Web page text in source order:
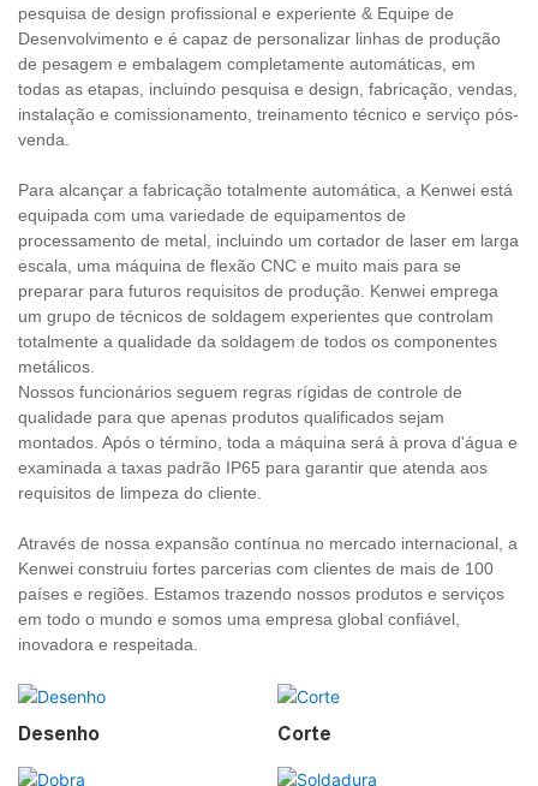
pesquisa de design profissional e experiente & Equipe de
Desenvolvimento e é capaz de personalizar linhas de produção
de pesagem e embalagem completamente automáticas, em
todas as etapas, incluindo pesquisa e design, fabricação, vendas,
instalação e comissionamento, treinamento técnico e serviço pós-
venda.
Para alcançar a fabricação totalmente automática, a Kenwei está
equipada com uma variedade de equipamentos de
processamento de metal, incluindo um cortador de laser em larga
escala, uma máquina de flexão CNC e muito mais para se
preparar para futuros requisitos de produção. Kenwei emprega
um grupo de técnicos de soldagem experientes que controlam
totalmente a qualidade da soldagem de todos os componentes
metálicos.
Nossos funcionários seguem regras rígidas de controle de
qualidade para que apenas produtos qualificados sejam
montados. Após o término, toda a máquina será à prova d'água e
examinada a taxas padrão IP65 para garantir que atenda aos
requisitos de limpeza do cliente.
Através de nossa expansão contínua no mercado internacional, a
Kenwei construiu fortes parcerias com clientes de mais de 100
países e regiões. Estamos trazendo nossos produtos e serviços
em todo o mundo e somos uma empresa global confiável,
inovadora e respeitada.
Desenho Corte